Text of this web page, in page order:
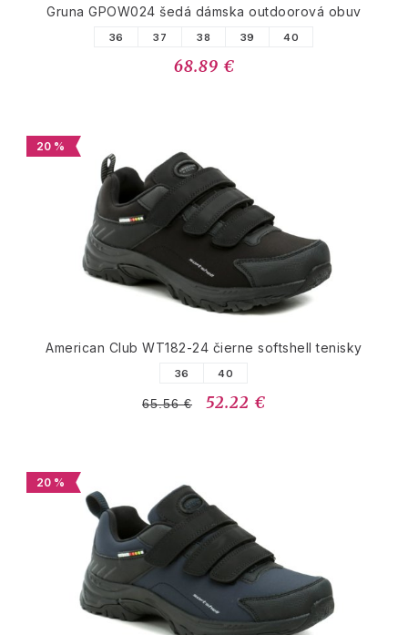
Gruna GPOW024 šedá dámska outdoorová obuv
36 37 38 39 40
68.89 €
20 %
American Club WT182-24 čierne softshell tenisky
36 40
65.56 € 52.22 €
20 %